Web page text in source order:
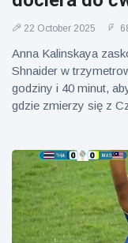
po
z
22 October 2025
Anna Kalinskaya
Shnaider w
godziny i 40 minut,
gdzie zmierzy się z